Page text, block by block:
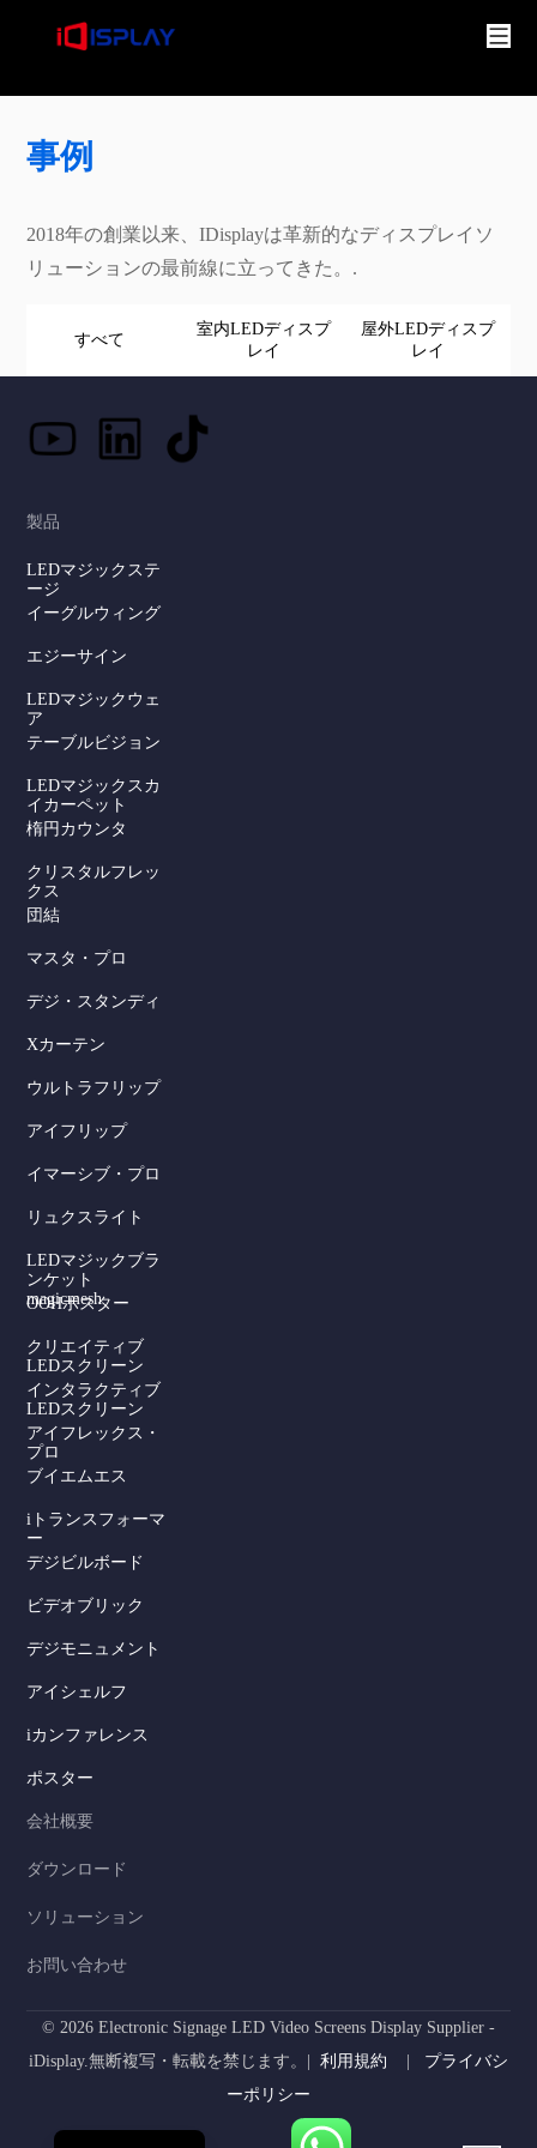
事例
2018年の創業以来、IDisplayは革新的なディスプレイソ
リューションの最前線に立ってきた。.
すべて
室内LEDディスプ
レイ
屋外LEDディスプ
レイ
製品
LEDマジックステ
ージ
イーグルウィング
エジーサイン
LEDマジックウェ
ア
テーブルビジョン
LEDマジックスカ
イカーペット
楕円カウンタ
クリスタルフレッ
クス
団結
マスタ・プロ
デジ・スタンディ
Xカーテン
ウルトラフリップ
アイフリップ
イマーシブ・プロ
リュクスライト
LEDマジックブラ
ンケット
magicmesh
OOHポスター
クリエイティブ
LEDスクリーン
インタラクティブ
LEDスクリーン
アイフレックス・
プロ
ブイエムエス
iトランスフォーマ
ー
デジビルボード
ビデオブリック
デジモニュメント
アイシェルフ
iカンファレンス
ポスター
会社概要
ダウンロード
ソリューション
お問い合わせ
© 2026 Electronic Signage LED Video Screens Display Supplier -
iDisplay.無断複写・転載を禁じます。| 利用規約
プライバシ
ーポリシー
Spanish
German
Dutch
Serbian